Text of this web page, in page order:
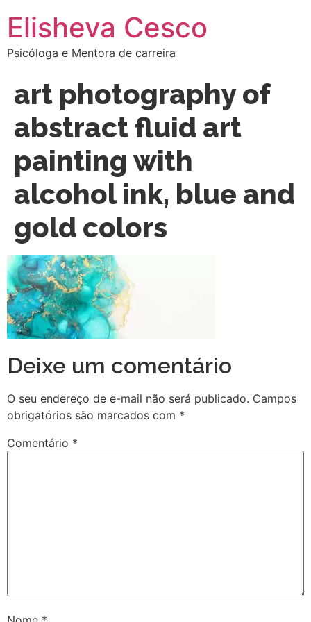
Elisheva Cesco
Psicóloga e Mentora de carreira
art photography of
abstract fluid art
painting with
alcohol ink, blue and
gold colors
Deixe um comentário
O seu endereço de e-mail não será publicado. Campos
obrigatórios são marcados com *
Comentário *